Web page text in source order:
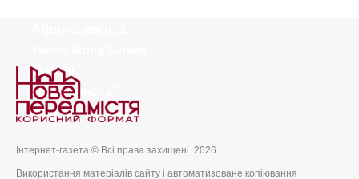
Матері
“Економісса”
today05.07.2026 remove_red_eye64
Інтернет-газета © Всі права захищені. 2026
Використання матеріалів сайту і автоматизоване копіювання